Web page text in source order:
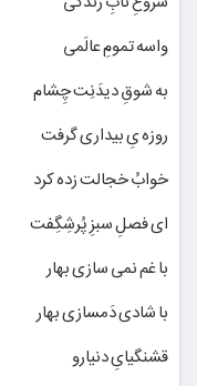
واسه تمومِ عالَمی
به شوقِ دیدَنِت چِشام
روزه یِ بیداری گرفت
خوابُ خجالت زده کرد
ای فصلِ سبزِ پُرشِگِفت
با غم نمی سازی بهار
با شادی دَمسازی بهار
قشنگیایِ دنیارو